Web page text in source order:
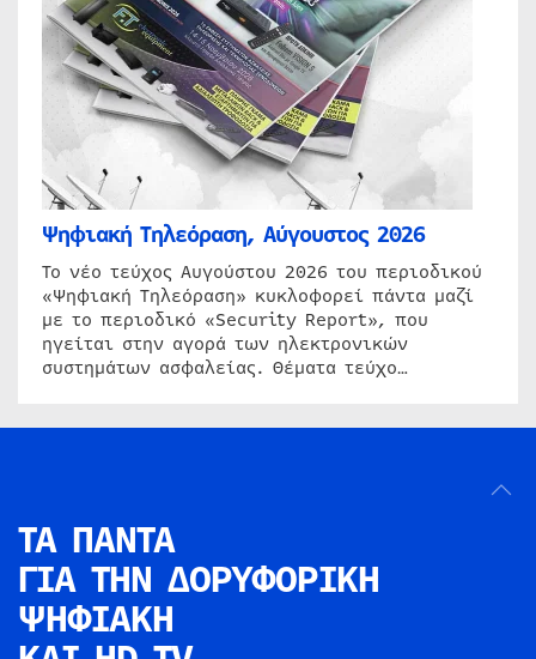
Ψηφιακή Τηλεόραση, Αύγουστος 2026
Το νέο τεύχος Αυγούστου 2026 του περιοδικού
«Ψηφιακή Τηλεόραση» κυκλοφορεί πάντα μαζί
με το περιοδικό «Security Report», που
ηγείται στην αγορά των ηλεκτρονικών
συστημάτων ασφαλείας. Θέματα τεύχο…
ΤΑ ΠΑΝΤΑ
ΓΙΑ ΤΗΝ ΔΟΡΥΦΟΡΙΚΗ
ΨΗΦΙΑΚΗ